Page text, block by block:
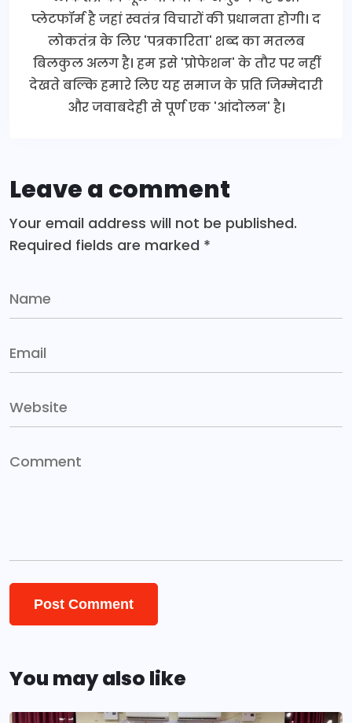
प्लेटफॉर्म है जहां स्वतंत्र विचारों की प्रधानता होगी। द
लोकतंत्र के लिए 'पत्रकारिता' शब्द का मतलब
बिलकुल अलग है। हम इसे 'प्रोफेशन' के तौर पर नहीं
देखते बल्कि हमारे लिए यह समाज के प्रति जिम्मेदारी
और जवाबदेही से पूर्ण एक 'आंदोलन' है।
Leave a comment
Your email address will not be published.
Required fields are marked *
You may also like